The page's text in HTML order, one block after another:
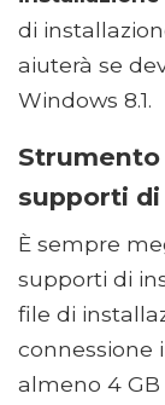
di
aiuterà se
Windows 8.1.
supporti
È sempre
supporti di
file di
connessione
almeno 4